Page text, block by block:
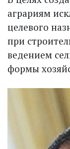
аграриям
целевого
при
ведением
формы